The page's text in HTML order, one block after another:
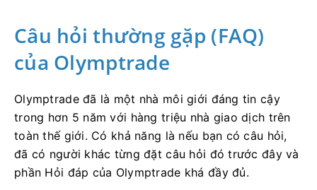
Câu hỏi thường gặp (FAQ)
của Olymptrade
Olymptrade đã là một nhà môi giới đáng tin cậy
trong hơn 5 năm với hàng triệu nhà giao dịch trên
toàn thế giới. Có khả năng là nếu bạn có câu hỏi,
đã có người khác từng đặt câu hỏi đó trước đây và
phần Hỏi đáp của Olymptrade khá đầy đủ.